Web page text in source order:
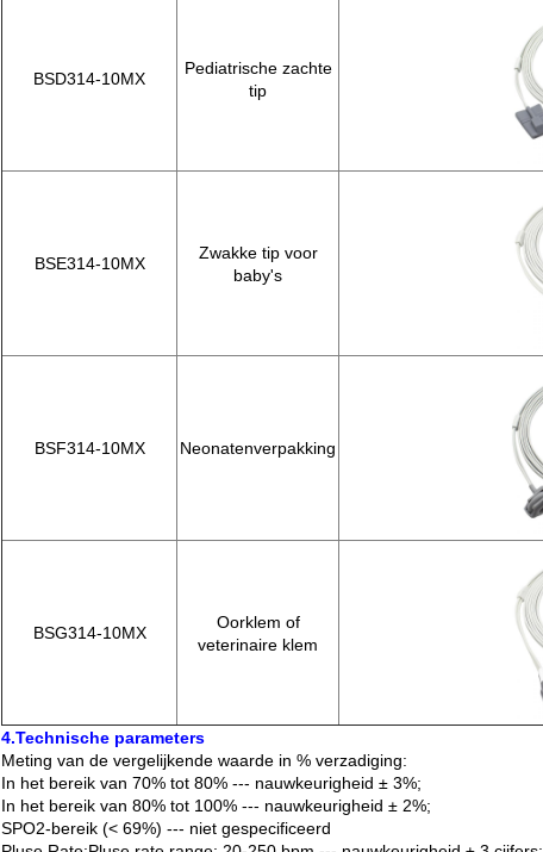
BSD314-10MX
Pediatrische zachte
tip
BSE314-10MX
Zwakke tip voor
baby's
BSF314-10MX Neonatenverpakking
BSG314-10MX
Oorklem of
veterinaire klem
4.Technische parameters
Meting van de vergelijkende waarde in % verzadiging:
In het bereik van 70% tot 80% --- nauwkeurigheid ± 3%;
In het bereik van 80% tot 100% --- nauwkeurigheid ± 2%;
SPO2-bereik (< 69%) --- niet gespecificeerd